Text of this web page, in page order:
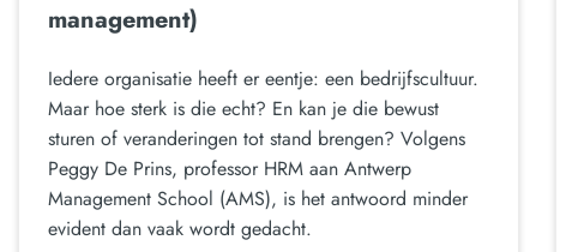
management)
Iedere organisatie heeft er eentje: een bedrijfscultuur.
Maar hoe sterk is die echt? En kan je die bewust
sturen of veranderingen tot stand brengen? Volgens
Peggy De Prins, professor HRM aan Antwerp
Management School (AMS), is het antwoord minder
evident dan vaak wordt gedacht.